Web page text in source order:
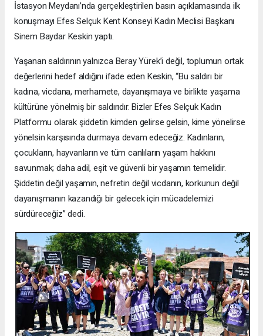
İstasyon Meydanı’nda gerçekleştirilen basın açıklamasında ilk
konuşmayı Efes Selçuk Kent Konseyi Kadın Meclisi Başkanı
Sinem Baydar Keskin yaptı.
Yaşanan saldırının yalnızca Beray Yürek’i değil, toplumun ortak
değerlerini hedef aldığını ifade eden Keskin, “Bu saldırı bir
kadına, vicdana, merhamete, dayanışmaya ve birlikte yaşama
kültürüne yönelmiş bir saldırıdır. Bizler Efes Selçuk Kadın
Platformu olarak şiddetin kimden gelirse gelsin, kime yönelirse
yönelsin karşısında durmaya devam edeceğiz. Kadınların,
çocukların, hayvanların ve tüm canlıların yaşam hakkını
savunmak; daha adil, eşit ve güvenli bir yaşamın temelidir.
Şiddetin değil yaşamın, nefretin değil vicdanın, korkunun değil
dayanışmanın kazandığı bir gelecek için mücadelemizi
sürdüreceğiz” dedi.